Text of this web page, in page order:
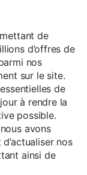
de
d’offres de
nos
sur le site.
de
à rendre la
possible.
avons
nos
ainsi de